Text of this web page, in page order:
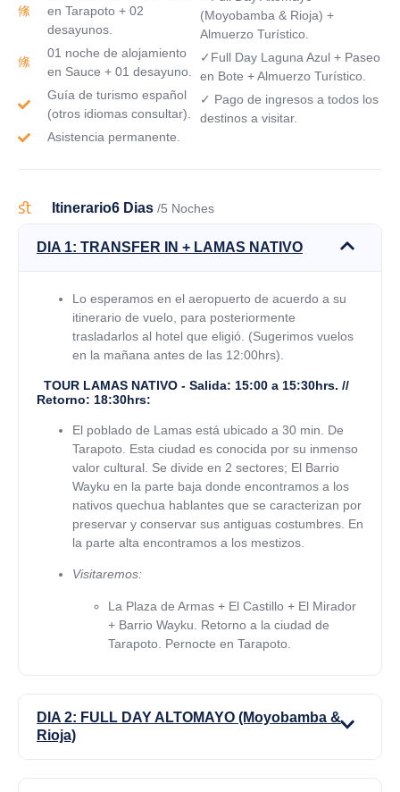
en Tarapoto + 02
desayunos.
01 noche de alojamiento
en Sauce + 01 desayuno.
Guía de turismo español
(otros idiomas consultar).
Asistencia permanente.
(Moyobamba & Rioja) +
Almuerzo Turístico.
✓Full Day Laguna Azul + Paseo
en Bote + Almuerzo Turístico.
✓ Pago de ingresos a todos los
destinos a visitar.
Itinerario6 Dias/5 Noches
DIA 1: TRANSFER IN + LAMAS NATIVO
Lo esperamos en el aeropuerto de acuerdo a su
itinerario de vuelo, para posteriormente
trasladarlos al hotel que eligió. (Sugerimos vuelos
en la mañana antes de las 12:00hrs).
TOUR LAMAS NATIVO - Salida: 15:00 a 15:30hrs. //
Retorno: 18:30hrs:
El poblado de Lamas está ubicado a 30 min. De
Tarapoto. Esta ciudad es conocida por su inmenso
valor cultural. Se divide en 2 sectores; El Barrio
Wayku en la parte baja donde encontramos a los
nativos quechua hablantes que se caracterizan por
preservar y conservar sus antiguas costumbres. En
la parte alta encontramos a los mestizos.
Visitaremos:
La Plaza de Armas + El Castillo + El Mirador
+ Barrio Wayku. Retorno a la ciudad de
Tarapoto. Pernocte en Tarapoto.
DIA 2: FULL DAY ALTOMAYO (Moyobamba &
Rioja)